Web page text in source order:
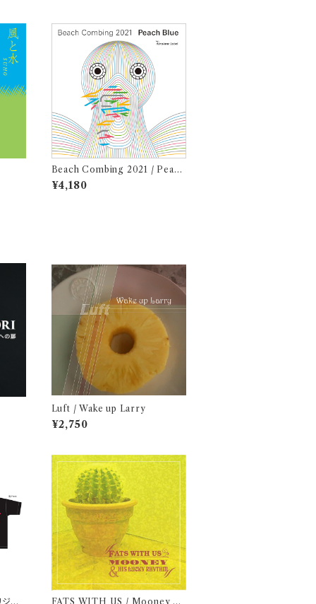
Beach Combing 2021 / Peach
Blue (LPレコード＋CD)
¥4,180
Luft / Wake up Larry
¥2,750
ナ FATS WITH US / Mooney &